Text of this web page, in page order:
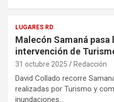
LUGARES RD
Malecón Samaná pasa
intervención de
31 octubre 2025 Redacción
David Collado recorre
realizadas por Turismo y
inundaciones…